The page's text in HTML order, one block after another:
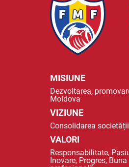
MISIUNE
Dezvoltarea,
Moldova
VIZIUNE
Consolidarea
VALORI
Responsabilitate,
Inovare, Progres,